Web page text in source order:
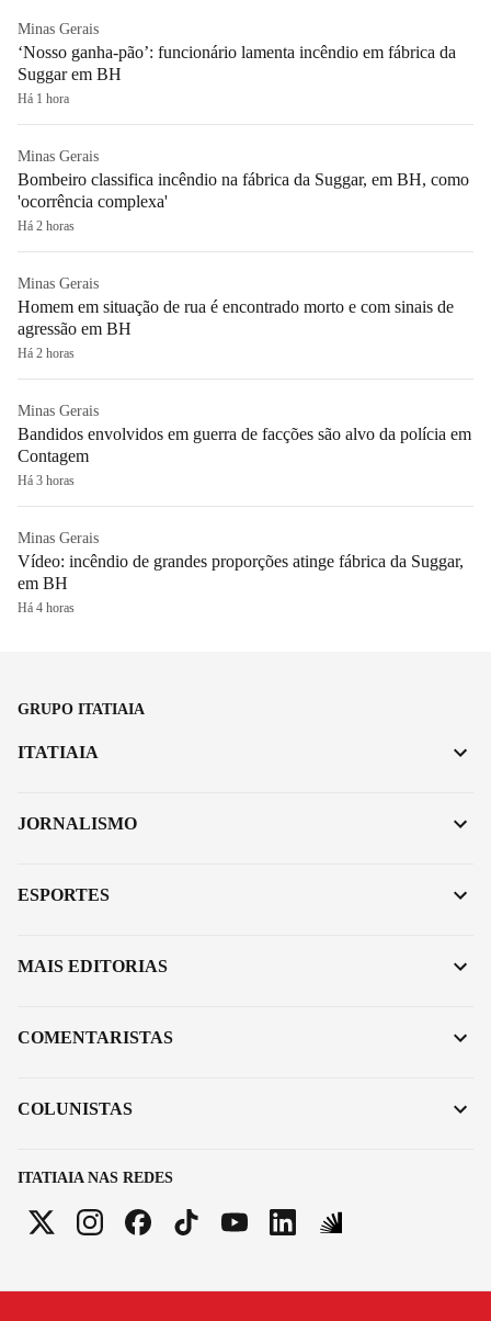
Minas Gerais
‘Nosso ganha-pão’: funcionário lamenta incêndio em fábrica da
Suggar em BH
Há 1 hora
Minas Gerais
Bombeiro classifica incêndio na fábrica da Suggar, em BH, como
'ocorrência complexa'
Há 2 horas
Minas Gerais
Homem em situação de rua é encontrado morto e com sinais de
agressão em BH
Há 2 horas
Minas Gerais
Bandidos envolvidos em guerra de facções são alvo da polícia em
Contagem
Há 3 horas
Minas Gerais
Vídeo: incêndio de grandes proporções atinge fábrica da Suggar,
em BH
Há 4 horas
GRUPO ITATIAIA
ITATIAIA NAS REDES
ITATIAIA
JORNALISMO
ESPORTES
MAIS EDITORIAS
COMENTARISTAS
COLUNISTAS